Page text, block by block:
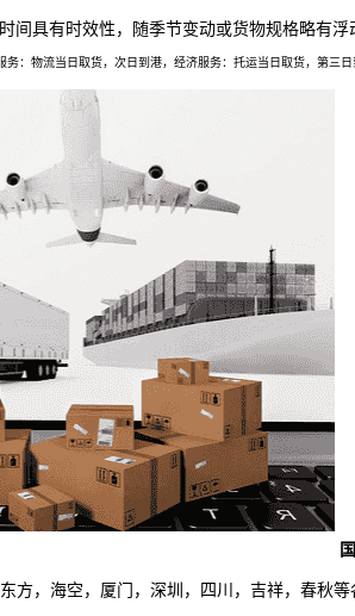
间具有时效性，随季节变动或货物规格略有浮
：物流当日取货，次日到港，经济服务：托运当日取货，第三日
方，海空，厦门，深圳，四川，吉祥，春秋